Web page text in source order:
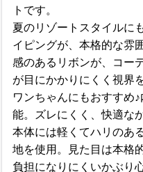
トです。
夏のリゾートスタイルに
イピングが、本格的な雰
感のあるリボンが、コー
が目にかかりにくく視界
ワンちゃんにもおすすめ
能。ズレにくく、快適な
本体には軽くてハリのあ
地を使用。見た目は本格
負担になりにくいかぶり